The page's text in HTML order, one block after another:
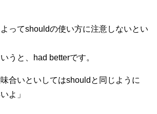
ってshouldの使い方に注意しないとい
うと、had betterです。
合いといしてはshouldと同じように
よ」